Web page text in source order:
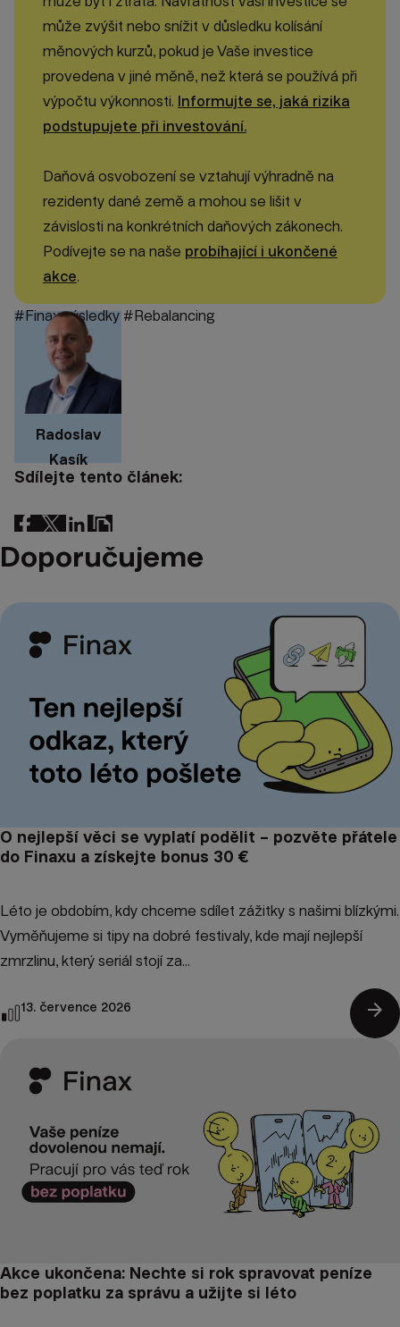
může zvýšit nebo snížit v důsledku kolísání
měnových kurzů, pokud je Vaše investice
provedena v jiné měně, než která se používá při
výpočtu výkonnosti. Informujte se, jaká rizika
podstupujete při investování.
Daňová osvobození se vztahují výhradně na
rezidenty dané země a mohou se lišit v
závislosti na konkrétních daňových zákonech.
Podívejte se na naše probíhající i ukončené
akce.
#Finax výsledky #Rebalancing
Radoslav
Kasík
Sdílejte tento článek:
Doporučujeme
O nejlepší věci se vyplatí podělit – pozvěte přátele
do Finaxu a získejte bonus 30 €
Léto je obdobím, kdy chceme sdílet zážitky s našimi blízkými.
Vyměňujeme si tipy na dobré festivaly, kde mají nejlepší
zmrzlinu, který seriál stojí za...
13. července 2026 arrow_forward
Akce ukončena: Nechte si rok spravovat peníze
bez poplatku za správu a užijte si léto